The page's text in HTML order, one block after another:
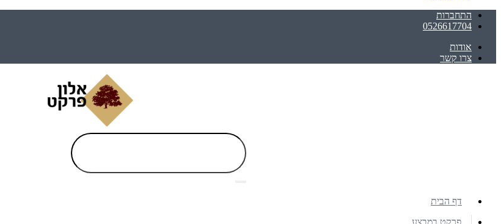
התחברות
0526617704
אודות
צרו קשר
דף הבית
פרקט במבצע